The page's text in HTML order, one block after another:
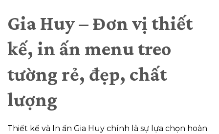
Gia Huy – Đơn vị thiết
kế, in ấn menu treo
tường rẻ, đẹp, chất
lượng
Thiết kế và In ấn Gia Huy chính là sự lựa chọn hoàn